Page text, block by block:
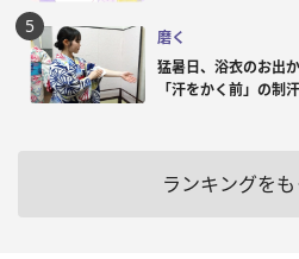
磨く
猛暑日、浴衣のお出
「汗をかく前」の制
ランキングを